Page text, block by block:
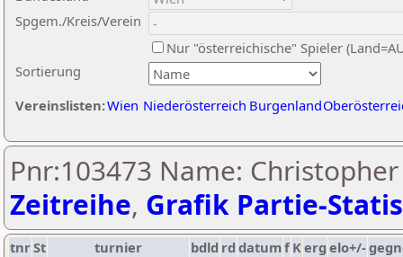
Sortierung
Spgem./Kreis/Verein
Nur "österreichische" Spieler
Vereinslisten:Wien Niederösterreich Burgenland
Pnr:103473 Name:
Zeitreihe, Grafik Partie-
tnrSt turnier bdld rd datumf Kerg elo+/-